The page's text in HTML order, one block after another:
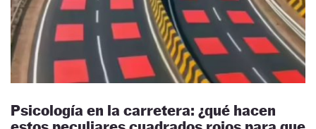
Psicología en la carretera: ¿qué hacen